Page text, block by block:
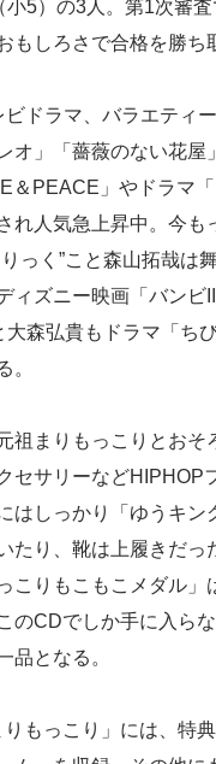
小5）の3人。第1次審
もしろさで合格を勝ち
ドラマ、バラエティ
オ」「薔薇のない花
＆PEACE」やドラマ
れ人気急上昇中。今も
っく”こと森山拓哉
ィズニー映画「バン
大森弘貴もドラマ「ち
。
祖まりもっこりとおそ
セサリーなど
はしっかり「ゆうキ
たり、靴は上履きだ
こりもこもこメダル
のCDでしか手に入ら
品となる。
もっこり」には、特